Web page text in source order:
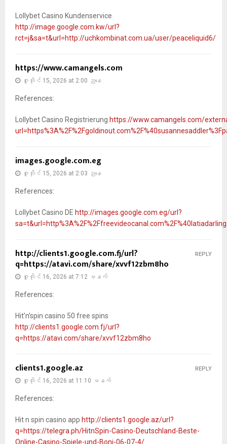
Lollybet Casino Kundenservice
http://image.google.com.kw/url?
rct=j&sa=t&url=http://uchkombinat.com.ua/user/peaceliquid6/
https://www.camangels.com
ဇူလိုင် 15, 2026 at 2:00 ညနေ
References:
Lollybet Casino Registrierung https://www.camangels.com/
images.google.com.eg
ဇူလိုင် 15, 2026 at 2:03 ညနေ
References:
Lollybet Casino DE http://images.google.com.eg/url?
http://clients1.google.com.fj/url?
q=https://atavi.com/share/xvvf12zbm8ho
ဇူလိုင် 16, 2026 at 7:12 မနက်
References:
Hit’n’spin casino 50 free spins
http://clients1.google.com.fj/url?
q=https://atavi.com/share/xvvf12zbm8ho
REPLY
clients1.google.az
ဇူလိုင် 16, 2026 at 11:10 မနက်
References:
Hit n spin casino app http://clients1.google.az/url?
q=https://telegra.ph/HitnSpin-Casino-Deutschland-Beste-
Online-Casino-Spiele-und-Boni-06-07-4/
REPLY